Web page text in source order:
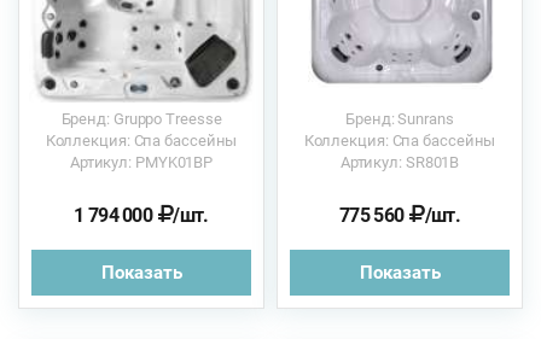
Бренд: Gruppo Treesse
Коллекция: Спа бассейны
Артикул: PMYK01BP
1 794 000 /шт.
Показать
Бренд: Sunrans
Коллекция: Спа бассейны
Артикул: SR801B
775 560 /шт.
Показать